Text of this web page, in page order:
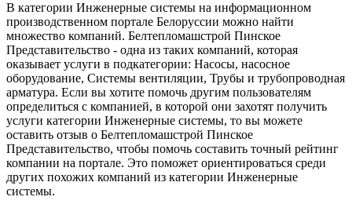
В категории Инженерные системы на информационном
производственном портале Белоруссии можно найти
множество компаний. Белтепломашстрой Пинское
Представительство - одна из таких компаний, которая
оказывает услуги в подкатегории: Насосы, насосное
оборудование, Системы вентиляции, Трубы и трубопроводная
арматура. Если вы хотите помочь другим пользователям
определиться с компанией, в которой они захотят получить
услуги категории Инженерные системы, то вы можете
оставить отзыв о Белтепломашстрой Пинское
Представительство, чтобы помочь составить точный рейтинг
компании на портале. Это поможет ориентироваться среди
других похожих компаний из категории Инженерные
системы.